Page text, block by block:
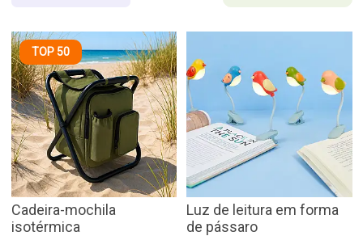
TOP 50
Cadeira-mochila
isotérmica
Luz de leitura em forma
de pássaro